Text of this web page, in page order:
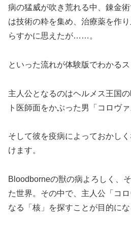
病の猛威が吹き荒れる中、錬金
は技術の粋を集め、治療薬を作
らすかに思えたが……。
といった流れが体験版でわかるス
主人公となるのはヘルメス王国
ト医師面をかぶった男「コロヴァ
そして彼を疫病によっておかし
けます。
Bloodborneの獣の病よろしく、
た世界。その中で、主人公「コ
なる「核」を探すことが目的にな